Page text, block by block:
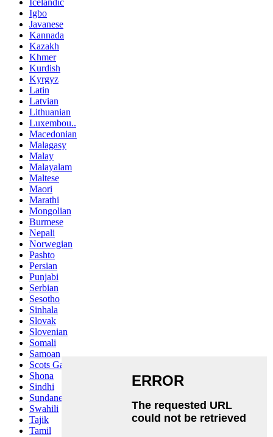
Igbo
Javanese
Kannada
Kazakh
Khmer
Kurdish
Kyrgyz
Latin
Latvian
Lithuanian
Luxembou..
Macedonian
Malagasy
Malay
Malayalam
Maltese
Maori
Marathi
Mongolian
Burmese
Nepali
Norwegian
Pashto
Persian
Punjabi
Serbian
Sesotho
Sinhala
Slovak
Slovenian
Somali
Samoan
Scots Gaelic
Shona
Sindhi
Sundanese
Swahili
Tajik
Tamil